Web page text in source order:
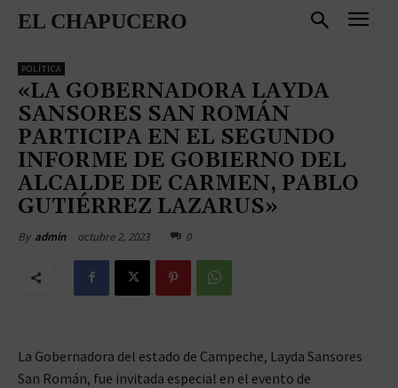
EL CHAPUCERO
POLÍTICA
«LA GOBERNADORA LAYDA
SANSORES SAN ROMÁN
PARTICIPA EN EL SEGUNDO
INFORME DE GOBIERNO DEL
ALCALDE DE CARMEN, PABLO
GUTIÉRREZ LAZARUS»
By admin octubre 2, 2023 0
La Gobernadora del estado de Campeche, Layda Sansores
San Román, fue invitada especial en el evento de